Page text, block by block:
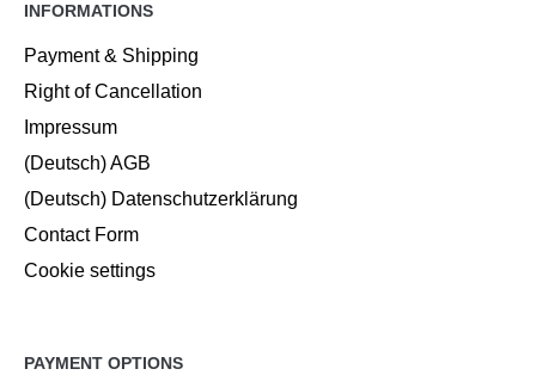
INFORMATIONS
Payment & Shipping
Right of Cancellation
Impressum
(Deutsch) AGB
(Deutsch) Datenschutzerklärung
Contact Form
Cookie settings
PAYMENT OPTIONS